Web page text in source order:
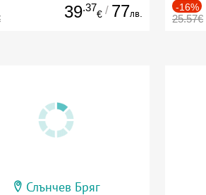
39.37
€ / 77лв.
-16%
25.57€
Слънчев Бряг